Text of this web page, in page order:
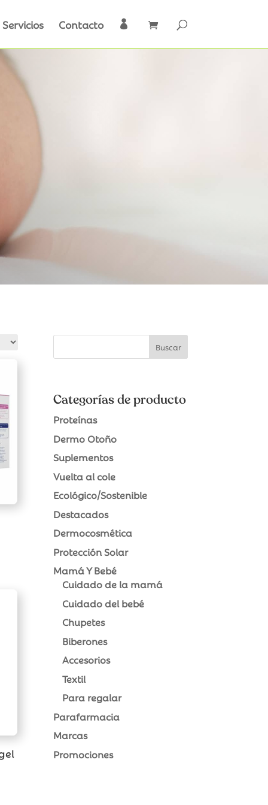
Servicios Contacto 
Categorías de producto
Proteínas
Dermo Otoño
Suplementos
Vuelta al cole
Ecológico/Sostenible
Destacados
Dermocosmética
Protección Solar
Mamá Y Bebé
Cuidado de la mamá
Cuidado del bebé
Chupetes
Biberones
Accesorios
Textil
Para regalar
Parafarmacia
Marcas
Promociones